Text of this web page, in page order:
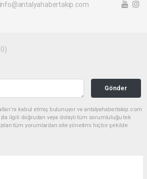
info@antalyahabertakip.com
Gönder
kabul etmiş bulunuyor ve antalyahabertakip.com
ilgili doğrudan veya dolaylı tüm sorumluluğu tek
tüm yorumlardan site yönetimi hiçbir şekilde